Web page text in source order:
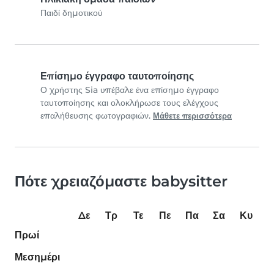
Παιδί δημοτικού
Επίσημο έγγραφο ταυτοποίησης
Ο χρήστης Sia υπέβαλε ένα επίσημο έγγραφο
ταυτοποίησης και ολοκλήρωσε τους ελέγχους
επαλήθευσης φωτογραφιών. Μάθετε περισσότερα
Πότε χρειαζόμαστε babysitter
Δε Τρ Τε Πε Πα Σα
Κυ
Πρωί
Μεσημέρι